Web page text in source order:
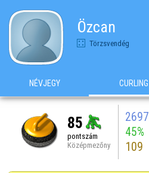
Özcan
Törzsvendég
NÉVJEGY CURLING
85
pontszám
Középmezőny
2697
45%
109